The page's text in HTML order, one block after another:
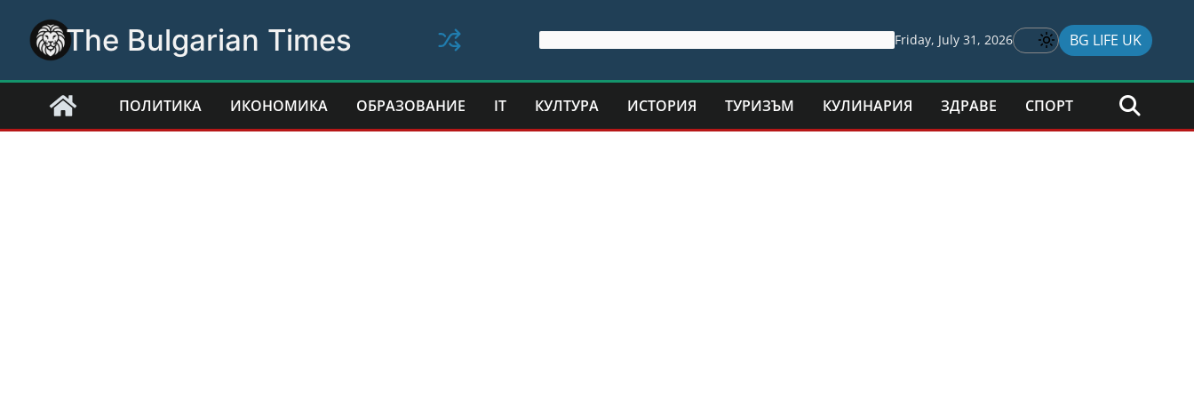
content
The Bulgarian Times Friday, July 31, 2026 BG LIFE UK
ПОЛИТИКА ИКОНОМИКА ОБРАЗОВАНИЕ IT КУЛТУРА ИСТОРИЯ ТУРИЗЪМ КУЛИНАРИЯ ЗДРАВЕ СПОРТ